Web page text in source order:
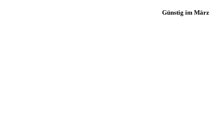
Günstig im März